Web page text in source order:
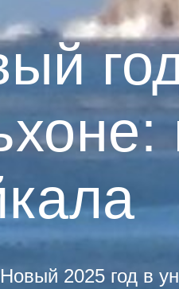
Новый 2025 год в